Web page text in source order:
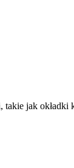
jak okładki